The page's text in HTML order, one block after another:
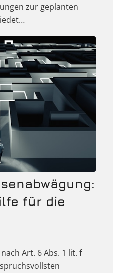
zur geplanten
für die
Art. 6 Abs. 1 lit. f